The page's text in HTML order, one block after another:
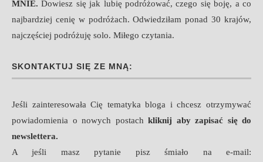
MNIE.Dowiesz się jak lubię podróżować, czego się boję, a co
najbardziej cenię w podróżach. Odwiedziłam ponad 30 krajów,
najczęściej podróżuję solo. Miłego czytania.
SKONTAKTUJ SIĘ ZE MNĄ:
Jeśli zainteresowała Cię tematyka bloga i chcesz otrzymywać
powiadomienia o nowych postach kliknij aby zapisać się do
newslettera.
A jeśli masz pytanie pisz śmiało na e-mail: